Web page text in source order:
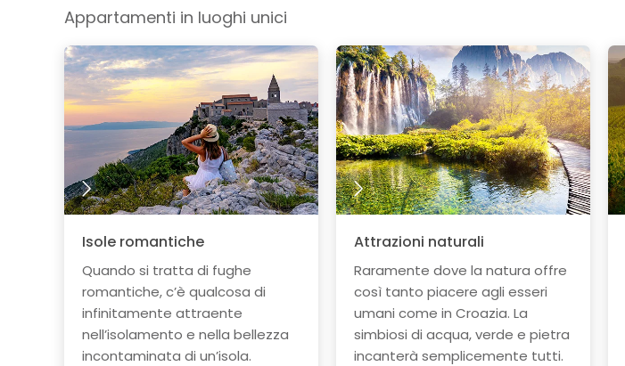
Appartamenti in luoghi unici
Isole romantiche
Quando si tratta di fughe
romantiche, c’è qualcosa di
infinitamente attraente
nell’isolamento e nella bellezza
incontaminata di un’isola.
Attrazioni naturali
Raramente dove la natura offre
così tanto piacere agli esseri
umani come in Croazia. La
simbiosi di acqua, verde e pietra
incanterà semplicemente tutti.